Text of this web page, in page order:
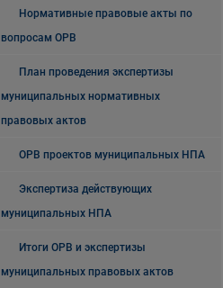
Нормативные правовые акты по
вопросам ОРВ
План проведения экспертизы
муниципальных нормативных
правовых актов
ОРВ проектов муниципальных НПА
Экспертиза действующих
муниципальных НПА
Итоги ОРВ и экспертизы
муниципальных правовых актов